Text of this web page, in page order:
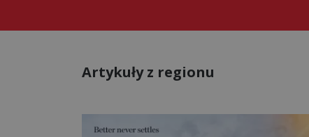
Artykuły z regionu